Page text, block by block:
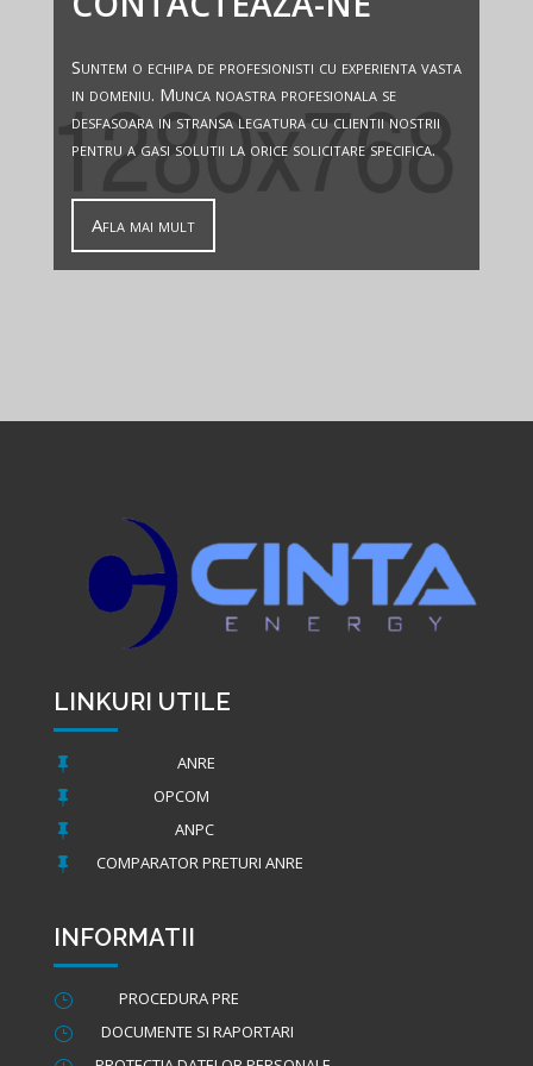
Suntem o echipa de profesionisti cu experienta vasta
in domeniu. Munca noastra profesionala se
desfasoara in stransa legatura cu clientii nostrii
pentru a gasi solutii la orice solicitare specifica.
Afla mai mult
LINKURI UTILE
 ANRE
 OPCOM
 ANPC
 COMPARATOR PRETURI ANRE
INFORMATII
} PROCEDURA PRE
} DOCUMENTE SI RAPORTARI